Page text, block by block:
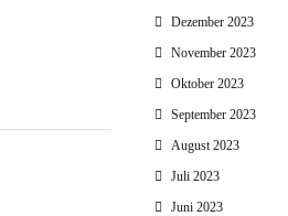
Dezember 2023
November 2023
Oktober 2023
September 2023
August 2023
Juli 2023
Juni 2023